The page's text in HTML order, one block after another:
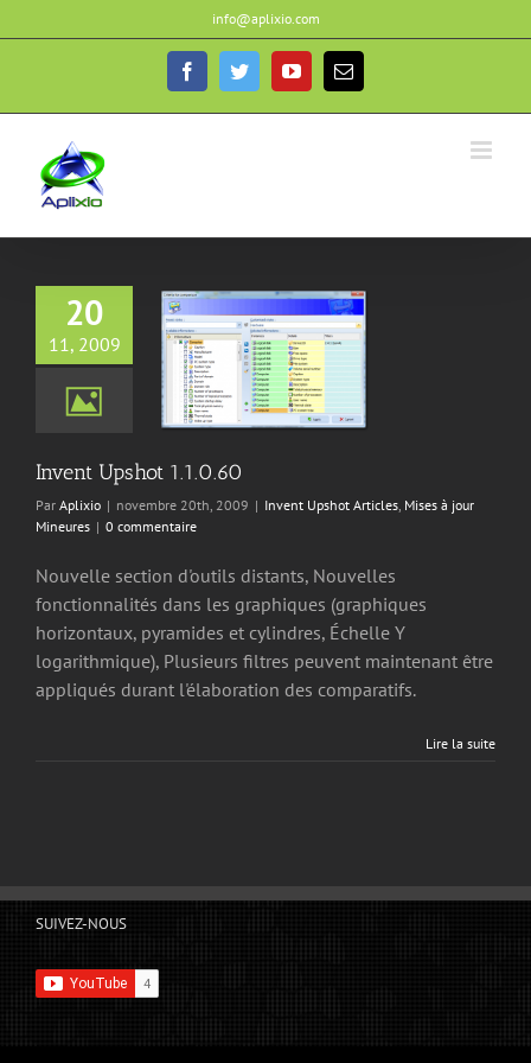
au
info@aplixio.com
FacebookTwitterYouTubeEmail
20
11, 2009
1.1.0.60
Articles Mises à
Mineures
Invent Upshot 1.1.0.60
Par Aplixio | novembre 20th, 2009 | Invent Upshot Articles, Mises à jour
Mineures | 0 commentaire
Nouvelle section d'outils distants, Nouvelles
fonctionnalités dans les graphiques (graphiques
horizontaux, pyramides et cylindres, Échelle Y
logarithmique), Plusieurs filtres peuvent maintenant être
appliqués durant l'élaboration des comparatifs.
Lire la suite
SUIVEZ-NOUS